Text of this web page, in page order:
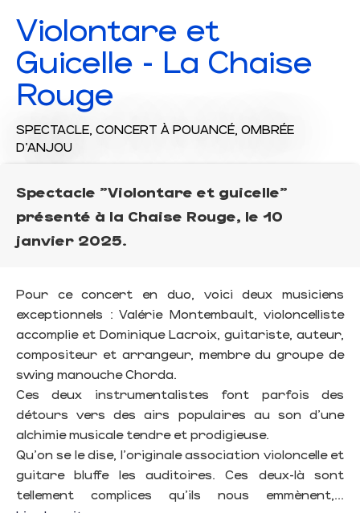
Violontare et
Guicelle - La Chaise
Rouge
SPECTACLE, CONCERT À POUANCÉ, OMBRÉE
D'ANJOU
Spectacle "Violontare et guicelle"
présenté à la Chaise Rouge, le 10
janvier 2025.
Pour ce concert en duo, voici deux musiciens
exceptionnels : Valérie Montembault, violoncelliste
accomplie et Dominique Lacroix, guitariste, auteur,
compositeur et arrangeur, membre du groupe de
swing manouche Chorda.
Ces deux instrumentalistes font parfois des
détours vers des airs populaires au son d'une
alchimie musicale tendre et prodigieuse.
Qu'on se le dise, l'originale association violoncelle et
guitare bluffe les auditoires. Ces deux-là sont
tellement complices qu'ils nous emmènent,...